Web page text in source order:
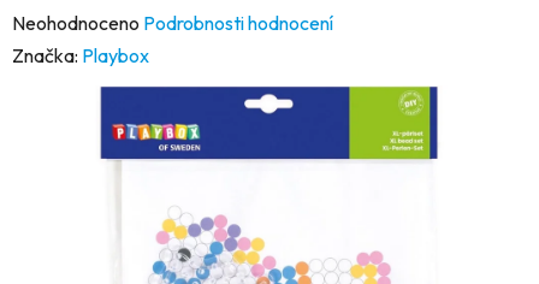
Průměrné
hodnocení
Neohodnoceno Podrobnosti hodnocení
Značka: Playbox